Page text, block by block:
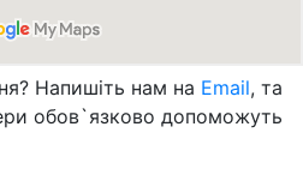
Напишіть нам на Email, та
обов`язково допоможуть